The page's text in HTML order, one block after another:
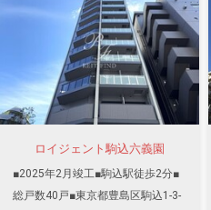
ロイジェント駒込六義園
■2025年2月竣工■駒込駅徒歩2分■
総戸数40戸■東京都豊島区駒込1-3-